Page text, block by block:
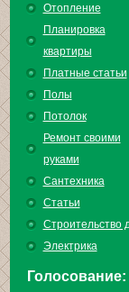
Отопление
Планировка
квартиры
Платные статьи
Полы
Потолок
Ремонт своими
руками
Сантехника
Статьи
Строительство
Электрика
Голосование: